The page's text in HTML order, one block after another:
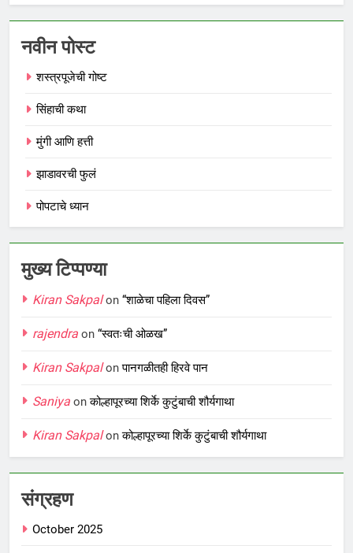
नवीन पोस्ट
शस्त्रपूजेची गोष्ट
सिंहाची कथा
मुंगी आणि हत्ती
झाडावरची फुलं
पोपटाचे ध्यान
मुख्य टिप्पण्या
Kiran Sakpalon “शाळेचा पहिला दिवस”
rajendra on “स्वतःची ओळख”
Kiran Sakpalonपानगळीतही हिरवे पान
Saniya onकोल्हापूरच्या शिर्के कुटुंबाची शौर्यगाथा
Kiran Sakpalonकोल्हापूरच्या शिर्के कुटुंबाची शौर्यगाथा
संग्रहण
October 2025